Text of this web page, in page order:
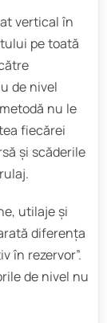
vertical în
pe toată
de nivel
nu le
fiecărei
și scăderile
utilaje și
diferența
în rezervor”.
de nivel nu